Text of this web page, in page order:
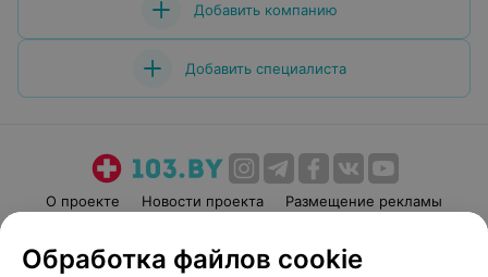
Добавить компанию
Добавить специалиста
О проекте Новости проекта
Размещение рекламы
Пользовательское соглашение
Способы оплаты
Обработка файлов cookie